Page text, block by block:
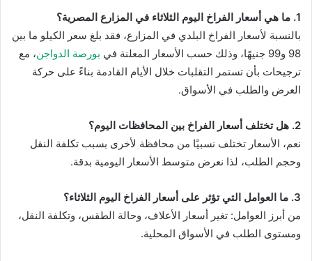
1. ما هي أسعار الفراخ اليوم الثلاثاء في المزارع المصرية؟
بالنسبة لأسعار الفراخ البلدي في المزارع، فقد بلغ سعر الكيلو ما بين
98 و99 جنيهًا، وذلك حسب الأسعار المعلنة في
بورصة الدواجن، مع
ترجيحات بأن تستمر التقلبات خلال الأيام القادمة بناءً على حركة
العرض والطلب في الأسواق.
2. هل تختلف أسعار الفراخ بين المحافظات اليوم؟
نعم، الأسعار تختلف نسبيًا من محافظة لأخرى بسبب تكلفة النقل
وحجم الطلب، لذا نعرض متوسط الأسعار اليومية بدقة.
3. ما العوامل التي تؤثر على أسعار الفراخ اليوم الثلاثاء؟
من أبرز العوامل: تغير أسعار الأعلاف، وحالة الطقس، وتكلفة النقل،
ومستوى الطلب في الأسواق المحلية.